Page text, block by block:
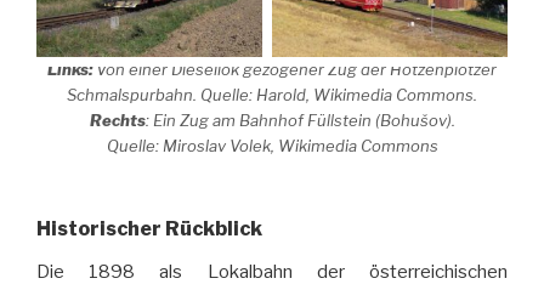
Links:Von einer Diesellok gezogener Zug der Hotzenplotzer
Schmalspurbahn. Quelle: Harold, Wikimedia Commons.
Rechts: Ein Zug am Bahnhof Füllstein (Bohušov).
Quelle: Miroslav Volek, Wikimedia Commons
Historischer Rückblick
Die 1898 als Lokalbahn der österreichischen